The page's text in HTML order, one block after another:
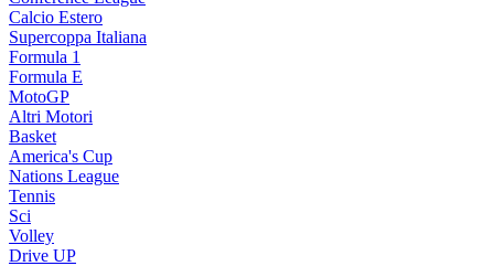
Calcio Estero
Supercoppa Italiana
Formula 1
Formula E
MotoGP
Altri Motori
Basket
America's Cup
Nations League
Tennis
Sci
Volley
Drive UP